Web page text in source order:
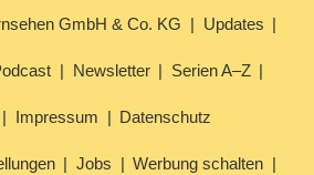
GmbH & Co. KG Updates
Newsletter Serien A–Z
Impressum Datenschutz
Jobs Werbung schalten